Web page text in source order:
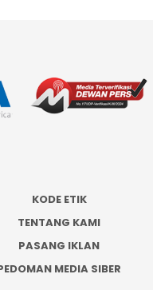
KODE ETIK
TENTANG KAMI
PASANG IKLAN
MEDIA SIBER